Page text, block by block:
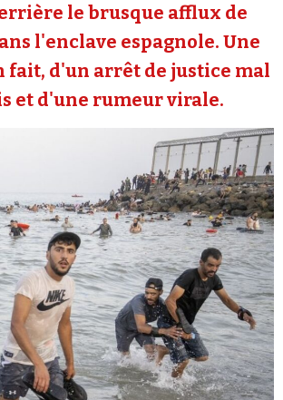
le brusque afflux de
l'enclave espagnole. Une
fait, d'un arrêt de justice mal
et d'une rumeur virale.